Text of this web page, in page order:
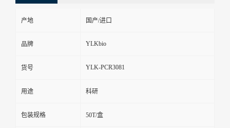
产地 国产/进口
品牌 YLKbio
货号 YLK-PCR3081
用途 科研
包装规格 50T/盒